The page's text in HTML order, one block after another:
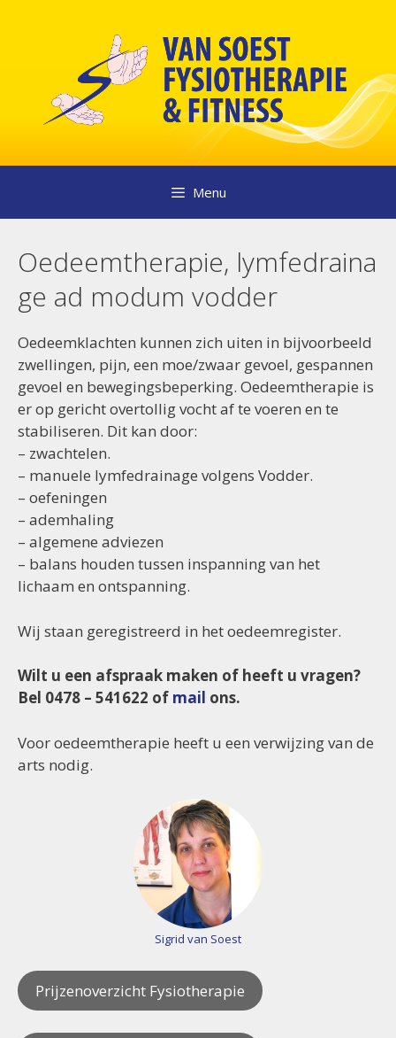
Menu
Oedeemtherapie, lymfedraina
ge ad modum vodder
Oedeemklachten kunnen zich uiten in bijvoorbeeld
zwellingen, pijn, een moe/zwaar gevoel, gespannen
gevoel en bewegingsbeperking. Oedeemtherapie is
er op gericht overtollig vocht af te voeren en te
stabiliseren. Dit kan door:
– zwachtelen.
– manuele lymfedrainage volgens Vodder.
– oefeningen
– ademhaling
– algemene adviezen
– balans houden tussen inspanning van het
lichaam en ontspanning.
Wij staan geregistreerd in het oedeemregister.
Wilt u een afspraak maken of heeft u vragen?
Bel 0478 – 541622 of mail ons.
Voor oedeemtherapie heeft u een verwijzing van de
arts nodig.
Sigrid van Soest
Prijzenoverzicht Fysiotherapie